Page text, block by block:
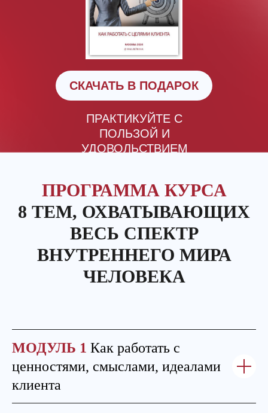
СКАЧАТЬ В ПОДАРОК
ПРАКТИКУЙТЕ С
ПОЛЬЗОЙ И
УДОВОЛЬСТВИЕМ
ПРОГРАММА КУРСА
8 ТЕМ, ОХВАТЫВАЮЩИХ
ВЕСЬ СПЕКТР
ВНУТРЕННЕГО МИРА
ЧЕЛОВЕКА
МОДУЛЬ 1 Как работать с
ценностями, смыслами, идеалами
клиента